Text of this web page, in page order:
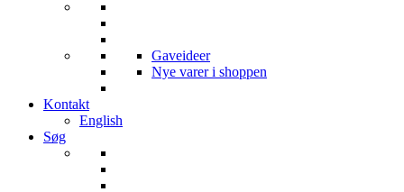
Gaveideer
Nye varer i shoppen
Kontakt
English
Søg